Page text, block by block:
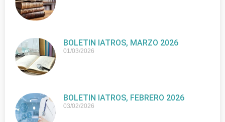
BOLETIN IATROS, MARZO 2026
01/03/2026
BOLETIN IATROS, FEBRERO 2026
03/02/2026